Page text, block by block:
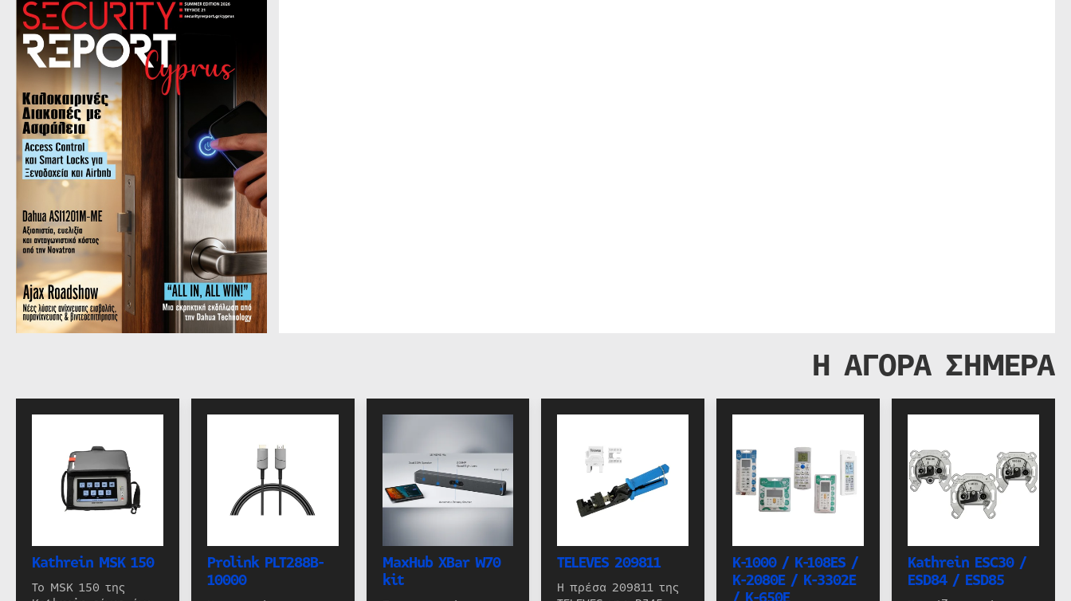
Η ΑΓΟΡΑ ΣΗΜΕΡΑ
Kathrein MSK 150
Το MSK 150 της
Prolink PLT288B-
10000
MaxHub XBar W70
kit
TELEVES 209811
Η πρέσα 209811 της
K-1000 / K-108ES /
K-2080E / K-3302E
Kathrein ESC30 /
ESD84 / ESD85